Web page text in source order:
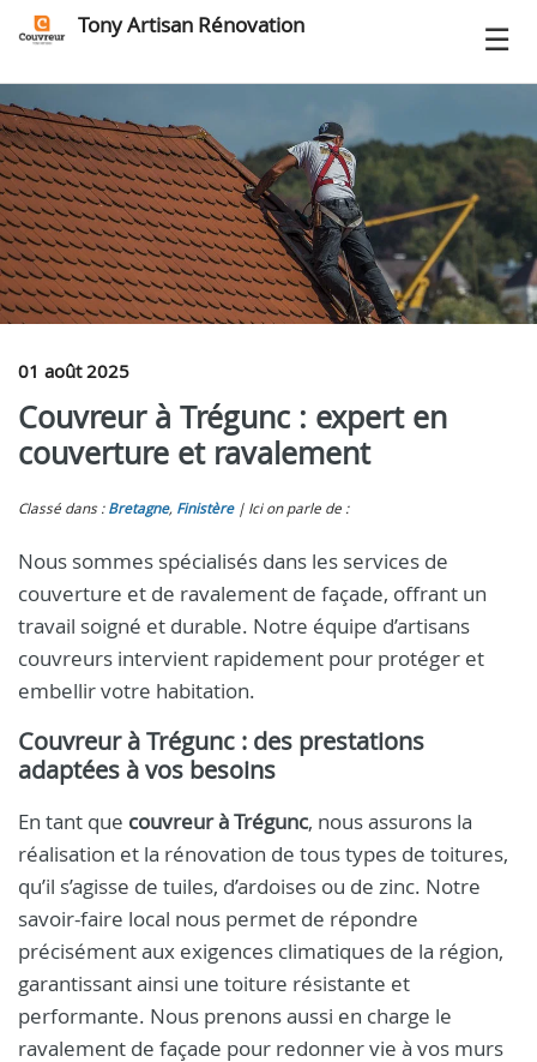
Tony Artisan Rénovation
01 août 2025
Couvreur à Trégunc : expert en
couverture et ravalement
Classé dans : Bretagne, Finistère Ici on parle de :
Nous sommes spécialisés dans les services de
couverture et de ravalement de façade, offrant un
travail soigné et durable. Notre équipe d’artisans
couvreurs intervient rapidement pour protéger et
embellir votre habitation.
Couvreur à Trégunc : des prestations
adaptées à vos besoins
En tant que couvreur à Trégunc, nous assurons la
réalisation et la rénovation de tous types de toitures,
qu’il s’agisse de tuiles, d’ardoises ou de zinc. Notre
savoir-faire local nous permet de répondre
précisément aux exigences climatiques de la région,
garantissant ainsi une toiture résistante et
performante. Nous prenons aussi en charge le
ravalement de façade pour redonner vie à vos murs